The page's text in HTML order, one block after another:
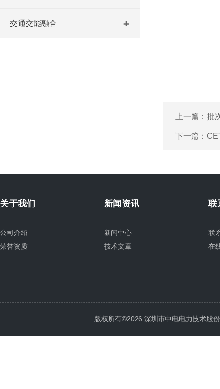
交通交能融合
上一篇： 批
下一篇：
关于我们
公司介绍
荣誉资质
新闻资讯
新闻中心
技术文章
联
联
在
版权所有©2026 深圳市中电电力技术股